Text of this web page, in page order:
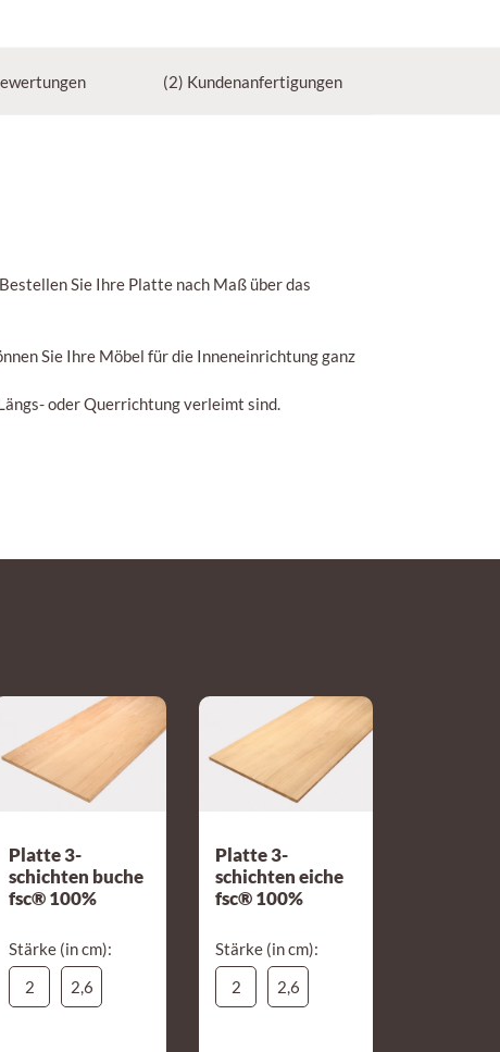
(2) Kundenanfertigungen
Sie Ihre Platte nach Maß über das
Sie Ihre Möbel für die Inneneinrichtung ganz
oder Querrichtung verleimt sind.
Platte 3-
schichten buche
fsc® 100%
Stärke (in cm):
2
2,6
Platte 3-
schichten eiche
fsc® 100%
Stärke (in cm):
2
2,6